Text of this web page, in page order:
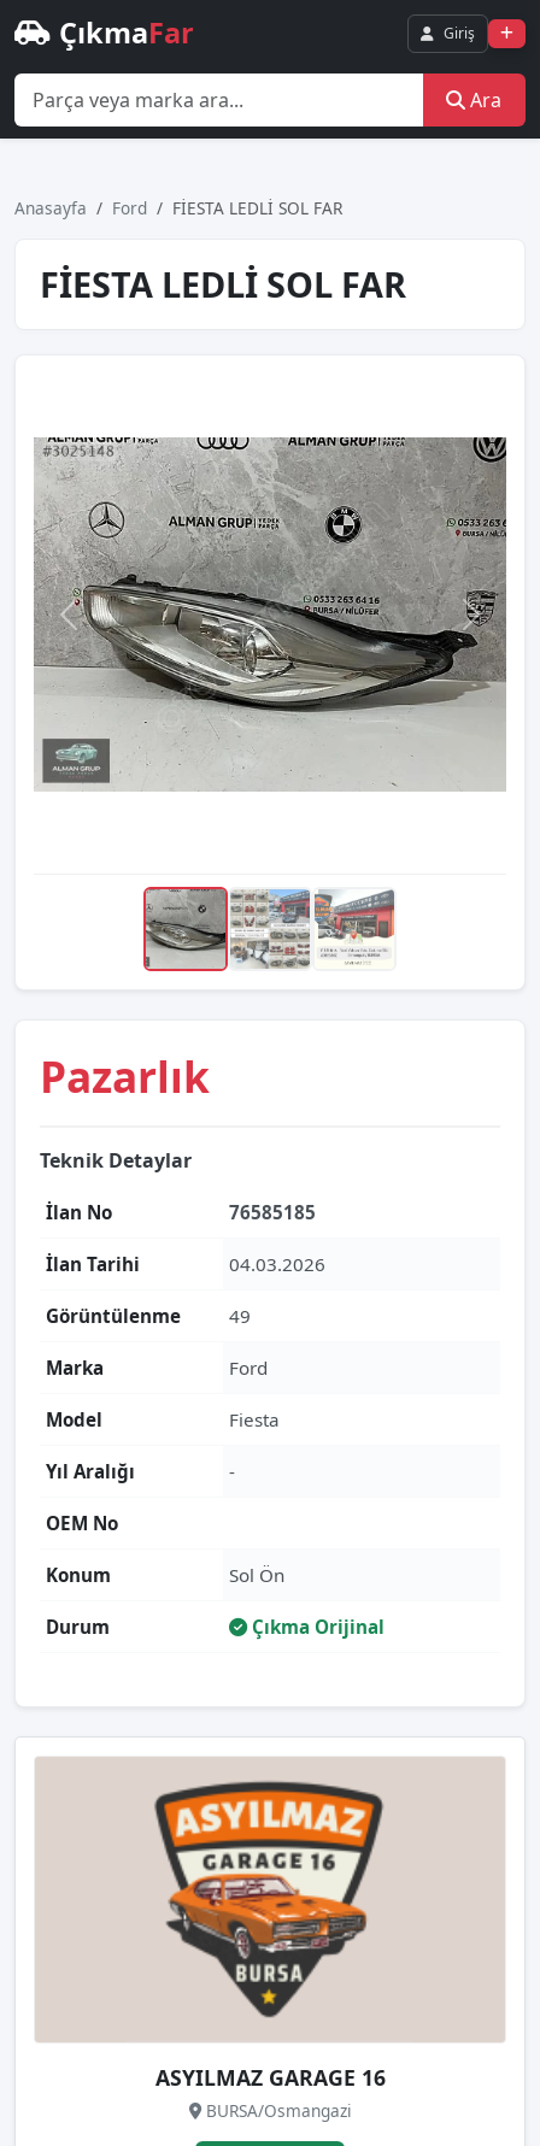
ÇıkmaFar Giriş
Ara
Anasayfa Ford FİESTA LEDLİ SOL FAR
FİESTA LEDLİ SOL FAR
Pazarlık
Teknik Detaylar
İlan No 76585185
İlan Tarihi 04.03.2026
Görüntülenme 49
Marka Ford
Model Fiesta
Yıl Aralığı -
OEM No
Konum Sol Ön
Durum Çıkma Orijinal
ASYILMAZ GARAGE 16
BURSA/Osmangazi